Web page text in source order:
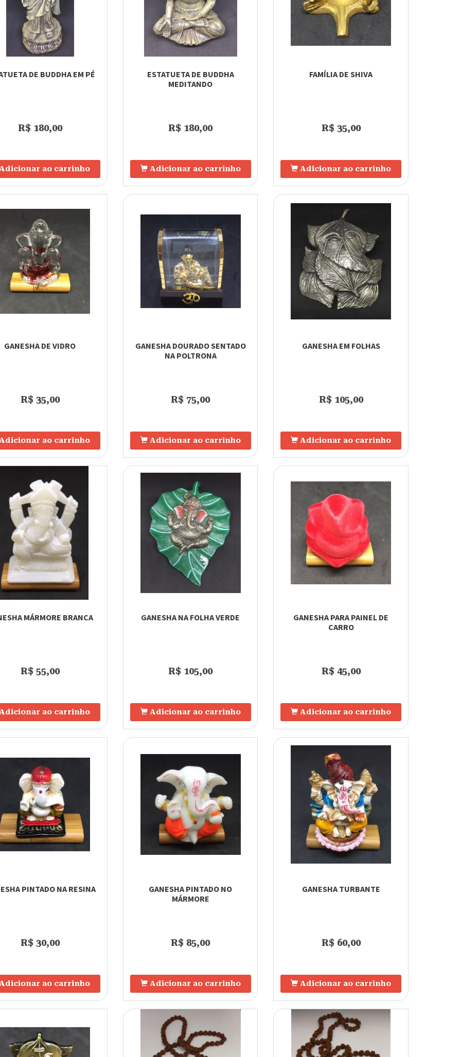
DE BUDDHA EM PÉ
R$ 180,00
ao carrinho
ESTATUETA DE BUDDHA
MEDITANDO
R$ 180,00
Adicionar ao carrinho
FAMÍLIA DE SHIVA
R$ 35,00
Adicionar ao carrinho
GANESHA DE VIDRO
R$ 35,00
ao carrinho
GANESHA DOURADO SENTADO
NA POLTRONA
R$ 75,00
Adicionar ao carrinho
GANESHA EM FOLHAS
R$ 105,00
Adicionar ao carrinho
MÁRMORE BRANCA
R$ 55,00
ao carrinho
GANESHA NA FOLHA VERDE
R$ 105,00
Adicionar ao carrinho
GANESHA PARA PAINEL DE
CARRO
R$ 45,00
Adicionar ao carrinho
PINTADO NA RESINA
R$ 30,00
ao carrinho
GANESHA PINTADO NO
MÁRMORE
R$ 85,00
Adicionar ao carrinho
GANESHA TURBANTE
R$ 60,00
Adicionar ao carrinho